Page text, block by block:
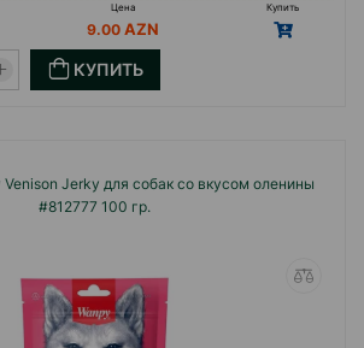
Цена
Купить
9.00
КУПИТЬ
Jerky для собак со вкусом оленины
#812777 100 гр.